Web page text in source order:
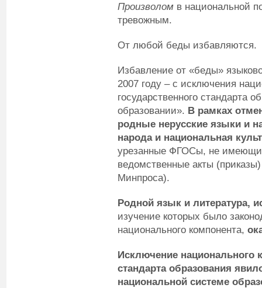
Произволом в национальной
тревожным.
От любой беды избавляются.
Избавление от «беды»
2007 году – с исключения
государственного стандарта
образовании». В рамках
родные нерусские языки и
народа и национальная
урезанные ФГОСы, не
ведомственные акты
Минпроса).
Родной язык и литература,
изучение которых было
национального компонента,
Исключение национального
стандарта образования
национальной системе